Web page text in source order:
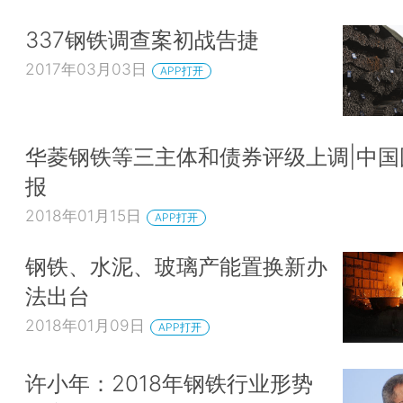
337钢铁调查案初战告捷
2017年03月03日 APP打开
华菱钢铁等三主体和债券评级上调|中
报
2018年01月15日 APP打开
钢铁、水泥、玻璃产能置换新办
法出台
2018年01月09日 APP打开
许小年：2018年钢铁行业形势